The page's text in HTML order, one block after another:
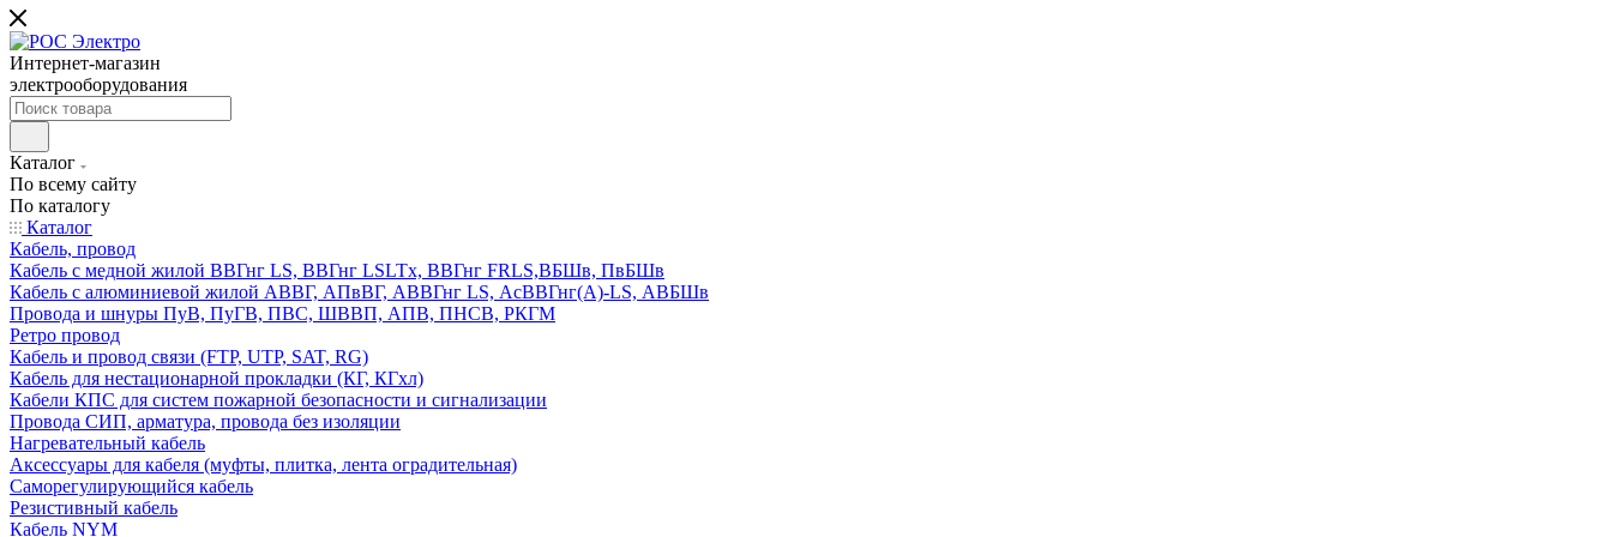
Интернет-магазин
электрооборудования
Каталог
По всему сайту
По каталогу
Каталог
Кабель, провод
Кабель с медной жилой ВВГнг LS, ВВГнг LSLTx, ВВГнг FRLS,ВБШв, ПвБШв
Кабель с алюминиевой жилой АВВГ, АПвВГ, АВВГнг LS, АсВВГнг(А)-LS, АВБШв
Провода и шнуры ПуВ, ПуГВ, ПВС, ШВВП, АПВ, ПНСВ, РКГМ
Ретро провод
Кабель и провод связи (FTP, UTP, SAT, RG)
Кабель для нестационарной прокладки (КГ, КГхл)
Кабели КПС для систем пожарной безопасности и сигнализации
Провода СИП, арматура, провода без изоляции
Нагревательный кабель
Аксессуары для кабеля (муфты, плитка, лента оградительная)
Саморегулирующийся кабель
Резистивный кабель
Кабель NYM